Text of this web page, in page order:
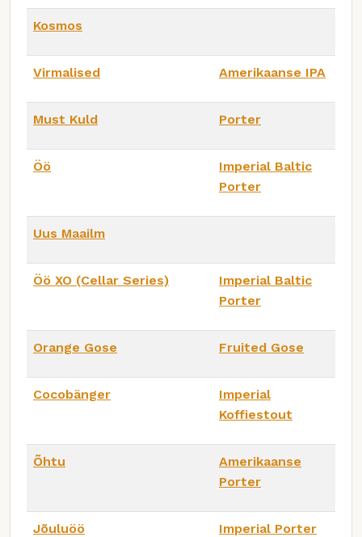
Kosmos
Virmalised Amerikaanse IPA
Must Kuld Porter
Öö
Imperial Baltic
Porter
Uus Maailm
Öö XO (Cellar Series)
Imperial Baltic
Porter
Orange Gose Fruited Gose
Cocobänger
Imperial
Koffiestout
Õhtu
Amerikaanse
Porter
Jõuluöö Imperial Porter